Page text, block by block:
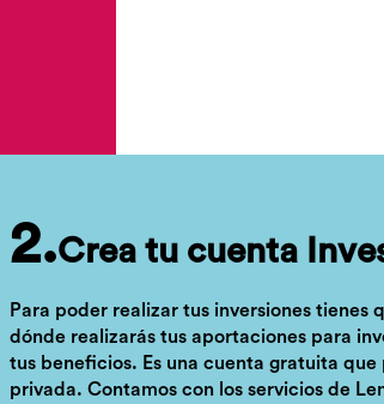
2.Crea tu cuenta
Para poder realizar tus inversiones tienes
dónde realizarás tus aportaciones para
tus beneficios. Es una cuenta gratuita
privada. Contamos con los servicios de